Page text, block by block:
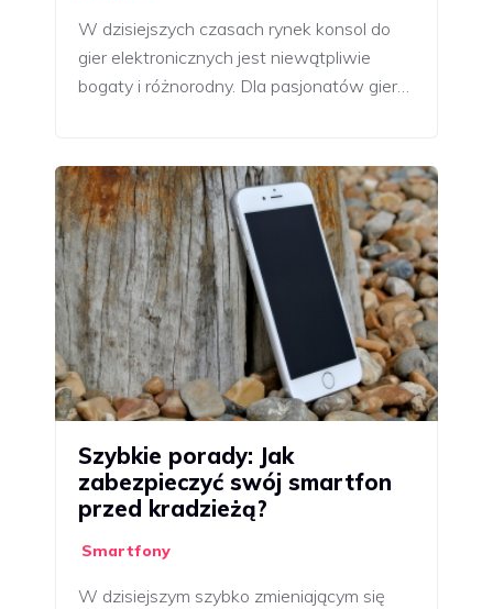
W dzisiejszych czasach rynek konsol do
gier elektronicznych jest niewątpliwie
bogaty i różnorodny. Dla pasjonatów gier…
Szybkie porady: Jak
zabezpieczyć swój smartfon
przed kradzieżą?
Smartfony
W dzisiejszym szybko zmieniającym się